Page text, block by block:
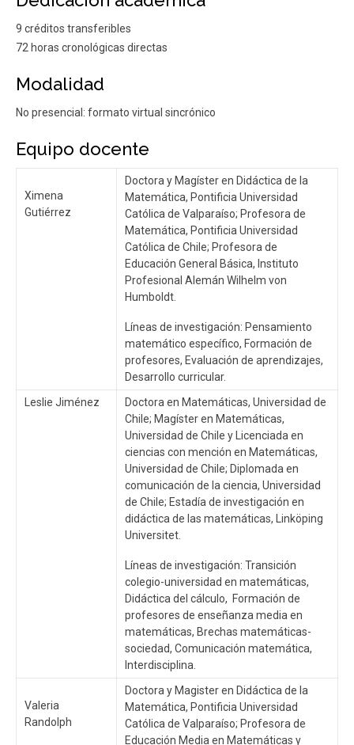
9 créditos transferibles
72 horas cronológicas directas
Modalidad
No presencial: formato virtual sincrónico
Equipo docente
Ximena
Gutiérrez
Doctora y Magíster en Didáctica de la
Matemática, Pontificia Universidad
Católica de Valparaíso; Profesora de
Matemática, Pontificia Universidad
Católica de Chile; Profesora de
Educación General Básica, Instituto
Profesional Alemán Wilhelm von
Humboldt.
Líneas de investigación: Pensamiento
matemático específico, Formación de
profesores, Evaluación de aprendizajes,
Desarrollo curricular.
Leslie Jiménez
Doctora en Matemáticas, Universidad de
Chile; Magíster en Matemáticas,
Universidad de Chile y Licenciada en
ciencias con mención en Matemáticas,
Universidad de Chile; Diplomada en
comunicación de la ciencia, Universidad
de Chile; Estadía de investigación en
didáctica de las matemáticas, Linköping
Universitet.
Líneas de investigación: Transición
colegio-universidad en matemáticas,
Didáctica del cálculo, Formación de
profesores de enseñanza media en
matemáticas, Brechas matemáticas-
sociedad, Comunicación matemática,
Interdisciplina.
Valeria
Randolph
Doctora y Magister en Didáctica de la
Matemática, Pontificia Universidad
Católica de Valparaíso; Profesora de
Educación Media en Matemáticas y